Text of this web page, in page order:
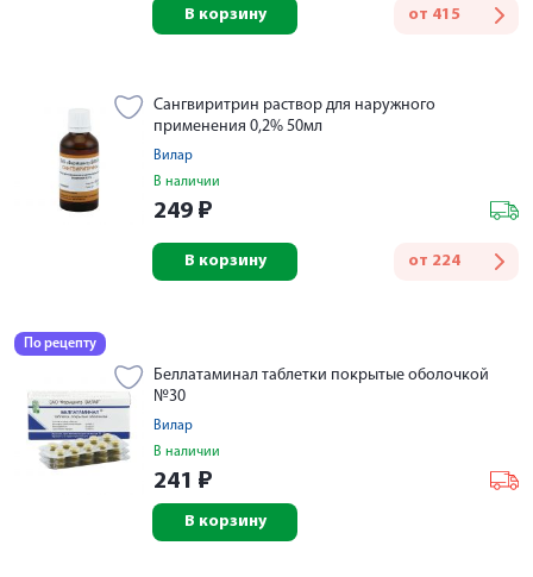
от 415
В корзину
Сангвиритрин раствор для наружного
применения 0,2% 50мл
Вилар
В наличии
249 ₽
от 224
В корзину
По рецепту
Беллатаминал таблетки покрытые оболочкой
№30
Вилар
В наличии
241 ₽
В корзину